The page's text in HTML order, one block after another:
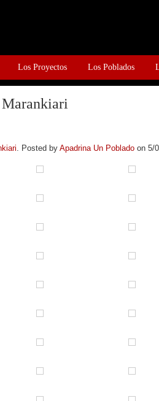
Los Proyectos Los Poblados
. Posted by Apadrina Un Poblado on 5/